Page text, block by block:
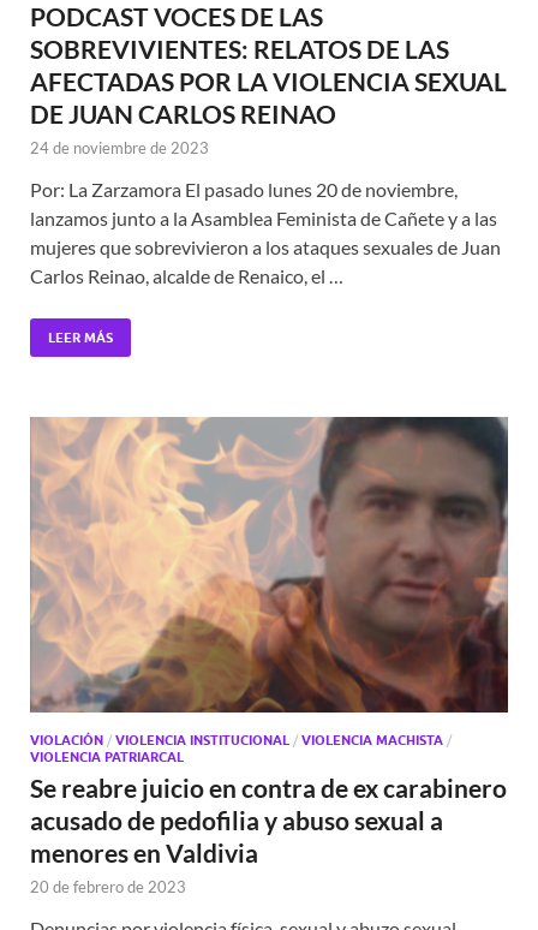
PODCAST VOCES DE LAS
SOBREVIVIENTES: RELATOS DE LAS
AFECTADAS POR LA VIOLENCIA SEXUAL
DE JUAN CARLOS REINAO
24 de noviembre de 2023
Por: La Zarzamora El pasado lunes 20 de noviembre,
lanzamos junto a la Asamblea Feminista de Cañete y a las
mujeres que sobrevivieron a los ataques sexuales de Juan
Carlos Reinao, alcalde de Renaico, el …
LEER MÁS
VIOLACIÓN / VIOLENCIA INSTITUCIONAL / VIOLENCIA MACHISTA /
VIOLENCIA PATRIARCAL
Se reabre juicio en contra de ex carabinero
acusado de pedofilia y abuso sexual a
menores en Valdivia
20 de febrero de 2023